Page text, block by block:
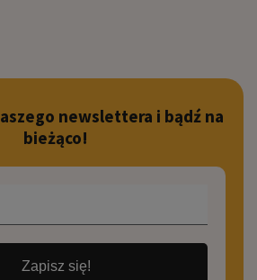
newslettera i bądź na
bieżąco!
Zapisz się!